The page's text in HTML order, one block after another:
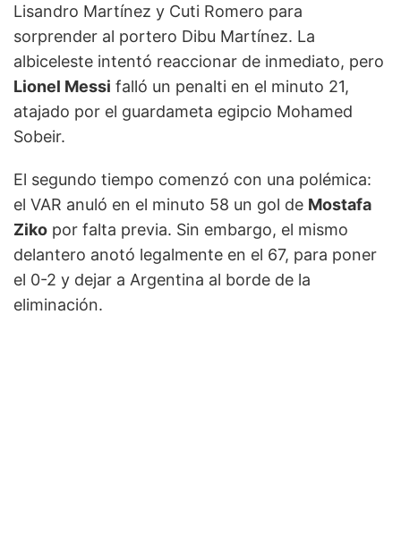
Lisandro Martínez y Cuti Romero para
sorprender al portero Dibu Martínez. La
albiceleste intentó reaccionar de inmediato, pero
Lionel Messi falló un penalti en el minuto 21,
atajado por el guardameta egipcio Mohamed
Sobeir.
El segundo tiempo comenzó con una polémica:
el VAR anuló en el minuto 58 un gol de Mostafa
Ziko por falta previa. Sin embargo, el mismo
delantero anotó legalmente en el 67, para poner
el 0-2 y dejar a Argentina al borde de la
eliminación.